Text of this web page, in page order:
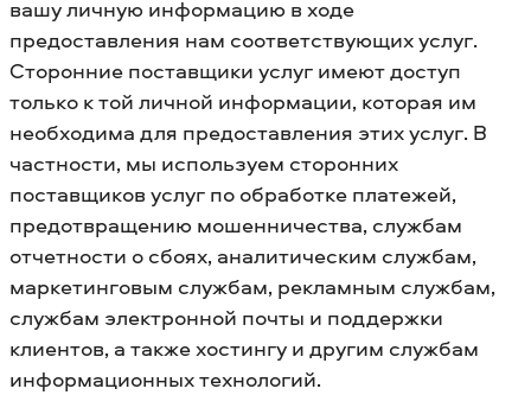
вашу личную информацию в ходе
предоставления нам соответствующих услуг.
Сторонние поставщики услуг имеют доступ
только к той личной информации, которая им
необходима для предоставления этих услуг. В
частности, мы используем сторонних
поставщиков услуг по обработке платежей,
предотвращению мошенничества, службам
отчетности о сбоях, аналитическим службам,
маркетинговым службам, рекламным службам,
службам электронной почты и поддержки
клиентов, а также хостингу и другим службам
информационных технологий.